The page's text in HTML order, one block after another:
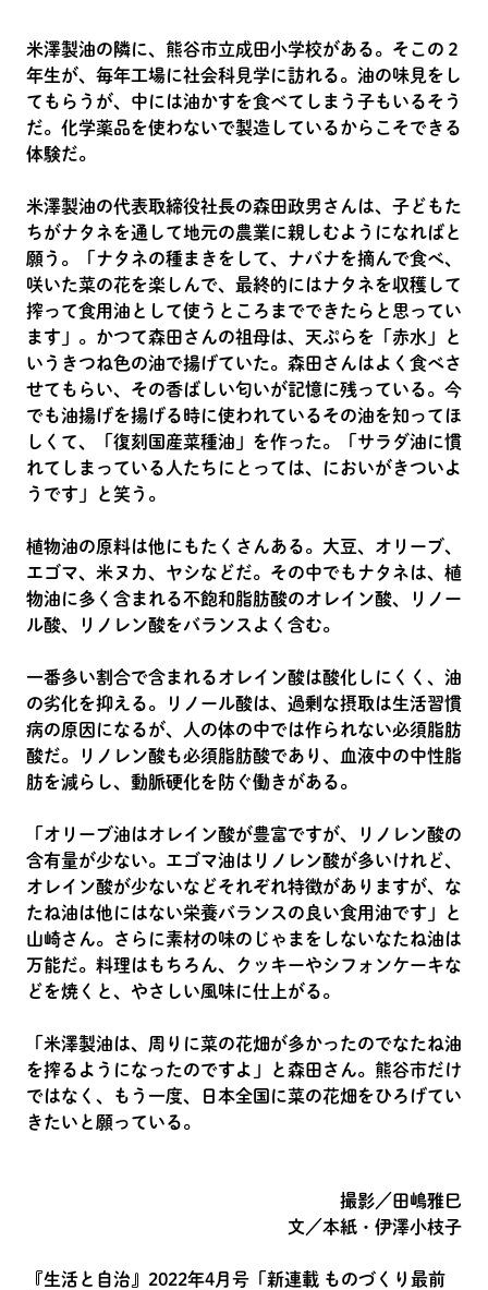
米澤製油の隣に、熊谷市立成田小学校がある。そこの２
年生が、毎年工場に社会科見学に訪れる。油の味見をし
てもらうが、中には油かすを食べてしまう子もいるそう
だ。化学薬品を使わないで製造しているからこそできる
体験だ。
米澤製油の代表取締役社長の森田政男さんは、子どもた
ちがナタネを通して地元の農業に親しむようになればと
願う。「ナタネの種まきをして、ナバナを摘んで食べ、
咲いた菜の花を楽しんで、最終的にはナタネを収穫して
搾って食用油として使うところまでできたらと思ってい
ます」。かつて森田さんの祖母は、天ぷらを「赤水」と
いうきつね色の油で揚げていた。森田さんはよく食べさ
せてもらい、その香ばしい匂いが記憶に残っている。今
でも油揚げを揚げる時に使われているその油を知ってほ
しくて、「復刻国産菜種油」を作った。「サラダ油に慣
れてしまっている人たちにとっては、においがきついよ
うです」と笑う。
植物油の原料は他にもたくさんある。大豆、オリーブ、
エゴマ、米ヌカ、ヤシなどだ。その中でもナタネは、植
物油に多く含まれる不飽和脂肪酸のオレイン酸、リノー
ル酸、リノレン酸をバランスよく含む。
一番多い割合で含まれるオレイン酸は酸化しにくく、油
の劣化を抑える。リノール酸は、過剰な摂取は生活習慣
病の原因になるが、人の体の中では作られない必須脂肪
酸だ。リノレン酸も必須脂肪酸であり、血液中の中性脂
肪を減らし、動脈硬化を防ぐ働きがある。
「オリーブ油はオレイン酸が豊富ですが、リノレン酸の
含有量が少ない。エゴマ油はリノレン酸が多いけれど、
オレイン酸が少ないなどそれぞれ特徴がありますが、な
たね油は他にはない栄養バランスの良い食用油です」と
山崎さん。さらに素材の味のじゃまをしないなたね油は
万能だ。料理はもちろん、クッキーやシフォンケーキな
どを焼くと、やさしい風味に仕上がる。
「米澤製油は、周りに菜の花畑が多かったのでなたね油
を搾るようになったのですよ」と森田さん。熊谷市だけ
ではなく、もう一度、日本全国に菜の花畑をひろげてい
きたいと願っている。
撮影／田嶋雅巳
文／本紙・伊澤小枝子
『生活と自治』2022年4月号「新連載 ものづくり最前